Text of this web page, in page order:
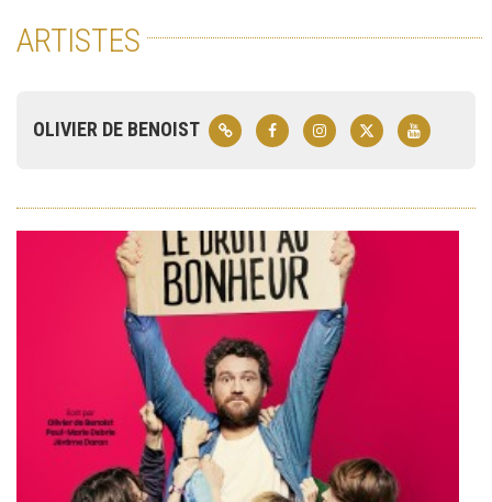
ARTISTES
OLIVIER DE BENOIST